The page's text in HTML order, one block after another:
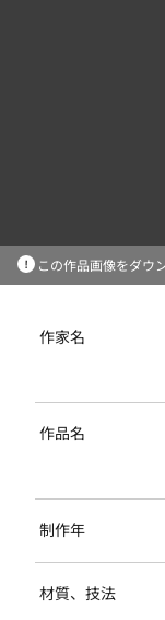
この作品画像をダウ
作家名
作品名
制作年
材質、技法